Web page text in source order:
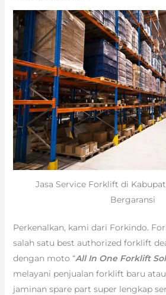
Jasa Service Forklift di
Bergaransi
Perkenalkan, kami dari Forkindo.
salah satu best authorized forklift
dengan moto “All In One Forklift
melayani penjualan forklift baru
jaminan spare part super lengkap